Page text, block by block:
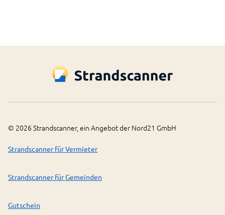
© 2026 Strandscanner, ein Angebot der Nord21 GmbH
Strandscanner für Vermieter
Strandscanner für Gemeinden
Gutschein